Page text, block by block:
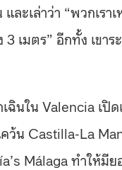
ะเล่าว่า “พวกเร
เมตร” อีกทั้ง เขา
นใน Valencia เปิ
Castilla-La
Málaga ทำให้